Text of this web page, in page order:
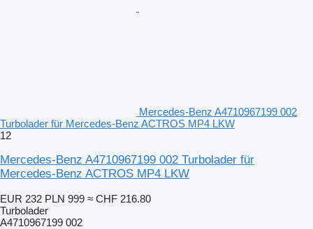
Mercedes-Benz A4710967199 002
Turbolader für Mercedes-Benz ACTROS MP4 LKW
12
Mercedes-Benz A4710967199 002 Turbolader für
Mercedes-Benz ACTROS MP4 LKW
EUR 232 PLN 999 ≈ CHF 216.80
Turbolader
A4710967199 002